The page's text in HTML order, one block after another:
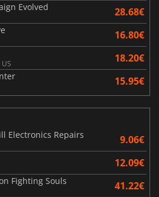
Evolved 28.68€
16.80€
18.20€
15.95€
Electronics Repairs
9.06€
12.09€
Fighting Souls 41.22€